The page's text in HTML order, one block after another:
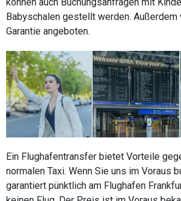
Babyschalen gestellt werden.
Garantie angeboten.
Ein Flughafentransfer bietet Vorteile
normalen Taxi. Wenn Sie uns im Voraus
garantiert pünktlich am Flughafen